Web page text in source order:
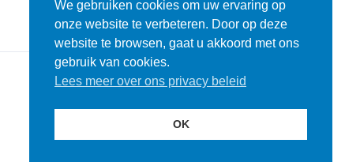
Privacy verklaring
We gebruiken cookies om uw ervaring op
onze website te verbeteren. Door op deze
website te browsen, gaat u akkoord met ons
gebruik van cookies.
Lees meer over ons privacy beleid
OK